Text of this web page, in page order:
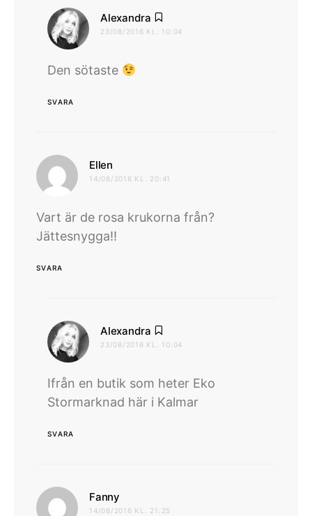
Alexandra
23/08/2016 KL. 10:04
Den sötaste
SVARA
Ellen
14/08/2016 KL. 20:41
Vart är de rosa krukorna från?
Jättesnygga!!
SVARA
Alexandra
23/08/2016 KL. 10:04
Ifrån en butik som heter Eko
Stormarknad här i Kalmar
SVARA
Fanny
14/08/2016 KL. 21:25